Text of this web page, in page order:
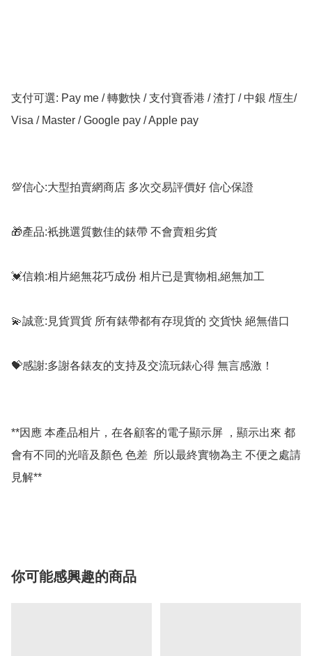
支付可選: Pay me / 轉數快 / 支付寶香港 / 渣打 / 中銀 /恆生/
Visa / Master / Google pay / Apple pay
💯信心:大型拍賣網商店 多次交易評價好 信心保證
🎁產品:衹挑選質數佳的錶帶 不會賣粗劣貨
💓信賴:相片絕無花巧成份 相片已是實物相,絕無加工
💫誠意:見貨買貨 所有錶帶都有存現貨的 交貨快 絕無借口
💝感謝:多謝各錶友的支持及交流玩錶心得 無言感激！
**因應 本產品相片，在各顧客的電子顯示屏 ，顯示出來 都
會有不同的光喑及顏色 色差  所以最終實物為主 不便之處請
見解**
你可能感興趣的商品